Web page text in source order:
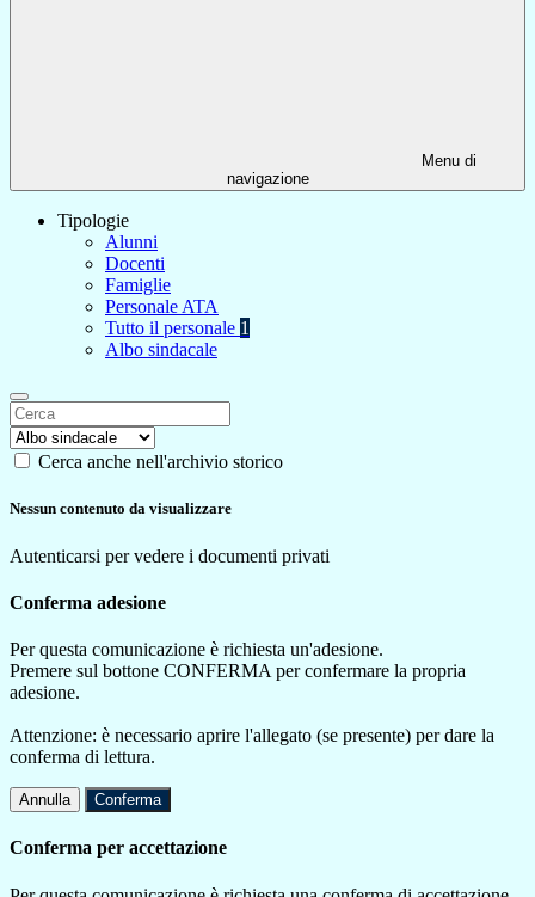
Menu di
navigazione
Tipologie
Alunni
Docenti
Famiglie
Personale ATA
Tutto il personale 1
Albo sindacale
Cerca anche nell'archivio storico
Nessun contenuto da visualizzare
Autenticarsi per vedere i documenti privati
Conferma adesione
Per questa comunicazione è richiesta un'adesione.
Premere sul bottone CONFERMA per confermare la propria
adesione.
Attenzione: è necessario aprire l'allegato (se presente) per dare la
conferma di lettura.
Annulla Conferma
Conferma per accettazione